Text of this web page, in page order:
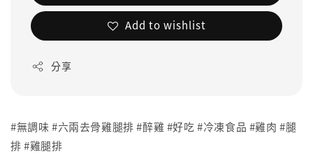
Add to wishlist
分享
#無調味 #六兩去骨雞腿排 #醉雞 #好吃 #冷凍食品 #雞肉 #腿
排 #雞腿排